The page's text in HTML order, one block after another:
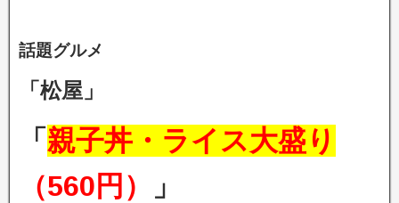
話題グルメ
「松屋」
「 親子丼・ライス大盛り
（560円）
」